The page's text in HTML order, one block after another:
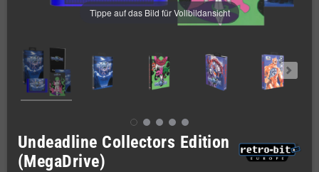
Tippe auf das Bild für Vollbildansicht
Undeadline Collectors Edition
(MegaDrive)